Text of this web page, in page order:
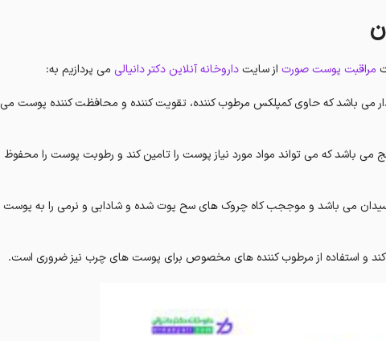
مراقبت پوست صورت از سایتداروخانه آنلاین دکتر دانیالی می پردازیم به:
می باشد که حاوی کمپلکس مرطوب کننده، تقویت کننده و محافظت کننده پوست می
باشد که می تواند مواد مورد نیاز پوست را تامین کند و رطوبت پوست را محفوظ
می باشد و موججب کاه چروک های سح پوت شده و شادابی و نرمی را به پوست
و استفاده از مرطوب کننده های مخصوص برای پوست های چرب نیز ضروری است.